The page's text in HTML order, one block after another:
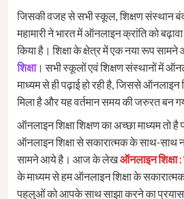
जिसकी वजह से सभी स्कूल, शिक्षण संस्थान
महामारी ने भारत में ऑनलाइन क्रांति को
किया है। शिक्षा के क्षेत्र में एक नया रूप सामने
शिक्षा। सभी स्कूलों एवं शिक्षण संस्थानों में
माध्यम से ही पढ़ाई हो रही है, जिससे ऑनलाइन
मिला है और यह वर्तमान समय की जरुरत बन
ऑनलाइन शिक्षा शिक्षण का अच्छा माध्यम तो
ऑनलाइन शिक्षा से सकारात्मक के साथ-साथ
सामने आये है। आज के लेखऑनलाइन
के माध्यम से हम ऑनलाइन शिक्षा के
पहलुओं को आपके साथ साझा करने का